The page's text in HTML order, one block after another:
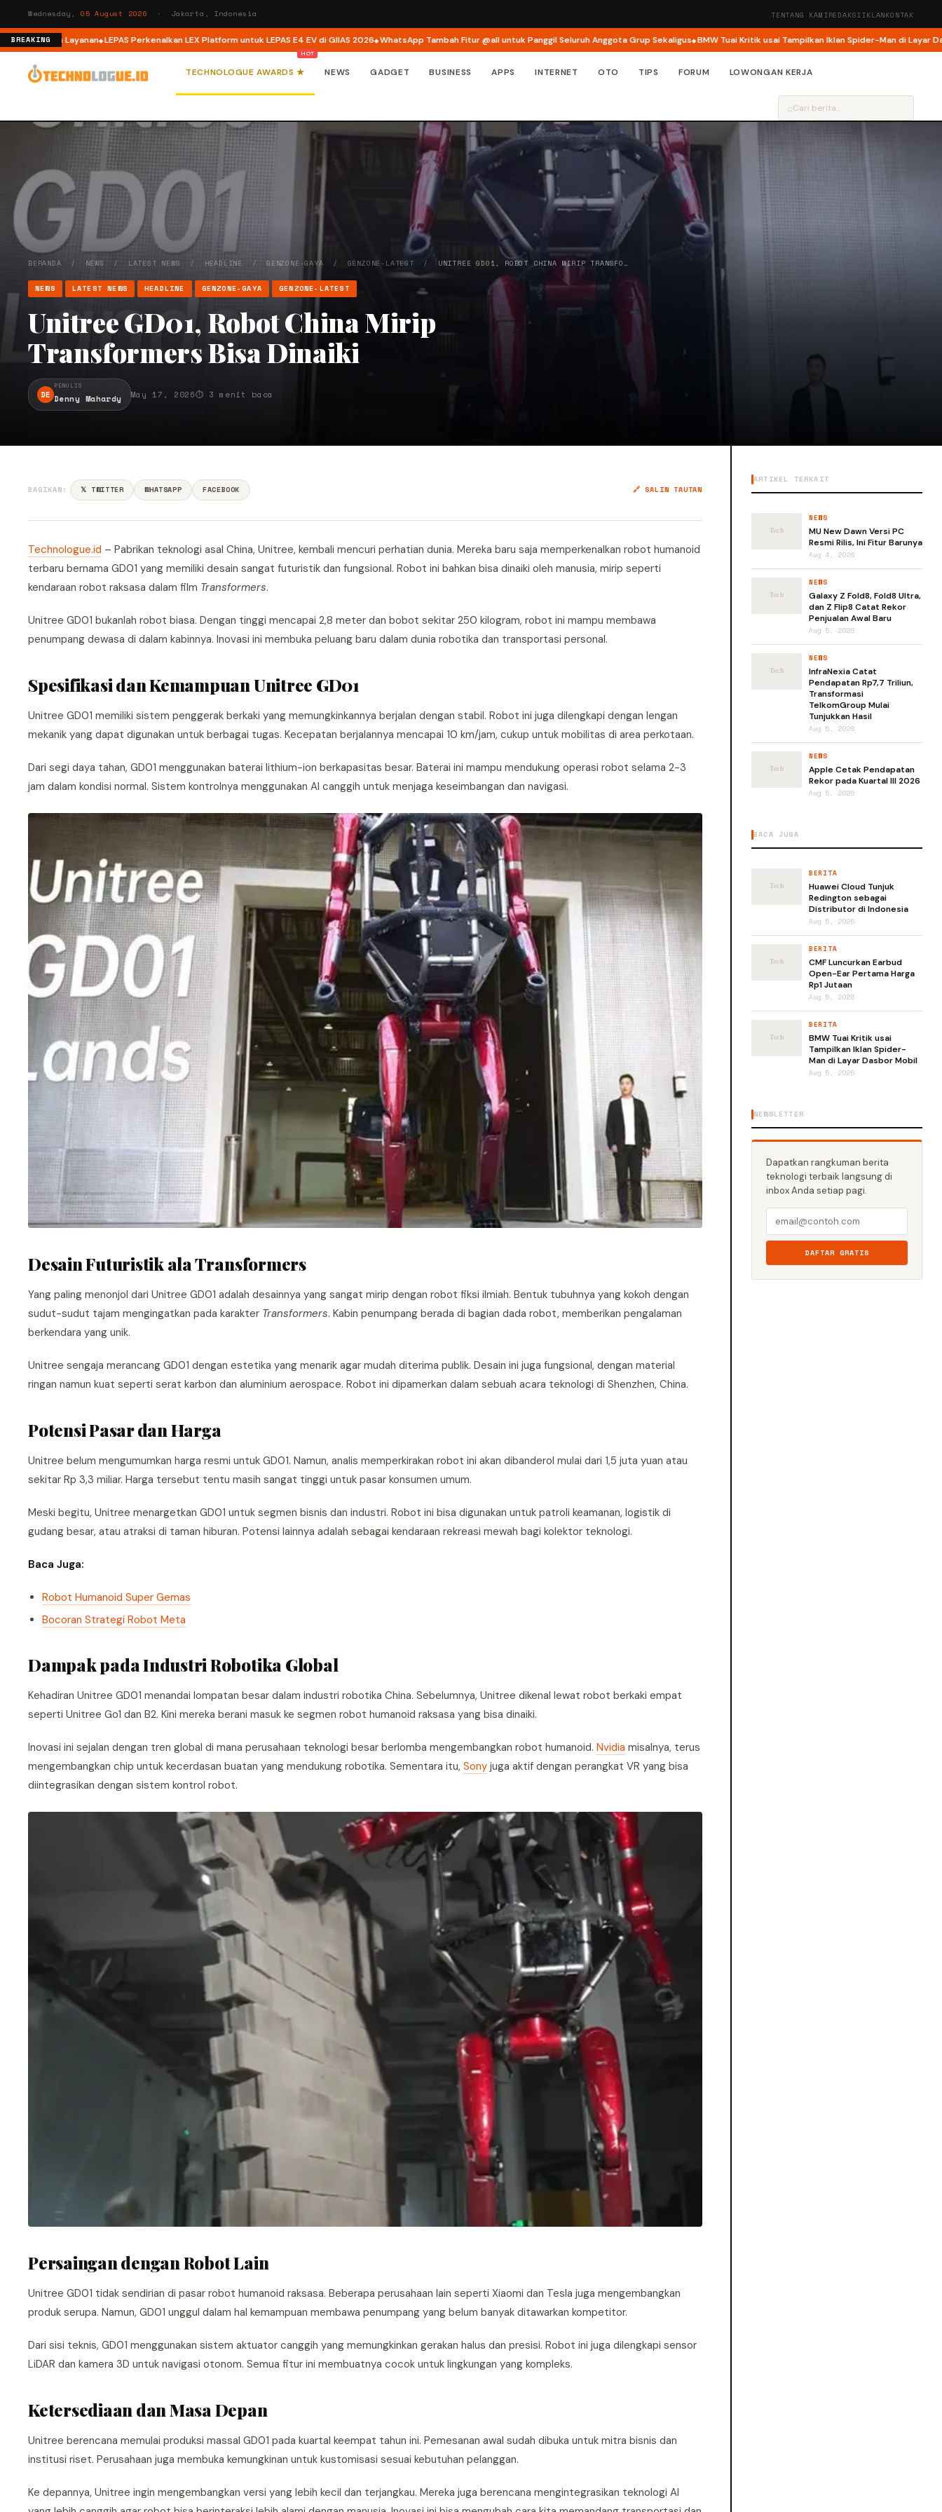
Wednesday, 05 August 2026 · Jakarta, Indonesia TENTANG KAMIREDAKSIIKLANKONTAK
BREAKING
Layanan LEPAS Perkenalkan LEX Platform untuk LEPAS E4 EV di GIIAS 2026 WhatsApp Tambah Fitur @all untuk Panggil Seluruh Anggota Grup Sekaligus BMW Tuai Kritik usai Tampilkan Iklan Spider-Man di Layar Dasbor Mobil
TECHNOLOGUE AWARDS ★ NEWS GADGET BUSINESS APPS INTERNET OTO TIPS FORUM LOWONGAN KERJA
⌕
BERANDA / NEWS / LATEST NEWS / HEADLINE /GENZONE-GAYA / GENZONE-LATEST / UNITREE GD01, ROBOT CHINA MIRIP TRANSFO…
NEWS LATEST NEWS HEADLINE GENZONE-GAYA GENZONE-LATEST
Unitree GD01, Robot China Mirip
Transformers Bisa Dinaiki
DE
PENULIS
Denny Mahardy May 17, 2026⏱ 3 menit baca
BAGIKAN: 𝕏 TWITTER WHATSAPP FACEBOOK 🔗 SALIN TAUTAN
Technologue.id – Pabrikan teknologi asal China, Unitree, kembali mencuri perhatian dunia. Mereka baru saja memperkenalkan robot humanoid
terbaru bernama GD01 yang memiliki desain sangat futuristik dan fungsional. Robot ini bahkan bisa dinaiki oleh manusia, mirip seperti
kendaraan robot raksasa dalam film Transformers.
Unitree GD01 bukanlah robot biasa. Dengan tinggi mencapai 2,8 meter dan bobot sekitar 250 kilogram, robot ini mampu membawa
penumpang dewasa di dalam kabinnya. Inovasi ini membuka peluang baru dalam dunia robotika dan transportasi personal.
Spesifikasi dan Kemampuan Unitree GD01
Unitree GD01 memiliki sistem penggerak berkaki yang memungkinkannya berjalan dengan stabil. Robot ini juga dilengkapi dengan lengan
mekanik yang dapat digunakan untuk berbagai tugas. Kecepatan berjalannya mencapai 10 km/jam, cukup untuk mobilitas di area perkotaan.
Dari segi daya tahan, GD01 menggunakan baterai lithium-ion berkapasitas besar. Baterai ini mampu mendukung operasi robot selama 2-3
jam dalam kondisi normal. Sistem kontrolnya menggunakan AI canggih untuk menjaga keseimbangan dan navigasi.
Desain Futuristik ala Transformers
Yang paling menonjol dari Unitree GD01 adalah desainnya yang sangat mirip dengan robot fiksi ilmiah. Bentuk tubuhnya yang kokoh dengan
sudut-sudut tajam mengingatkan pada karakter Transformers. Kabin penumpang berada di bagian dada robot, memberikan pengalaman
berkendara yang unik.
Unitree sengaja merancang GD01 dengan estetika yang menarik agar mudah diterima publik. Desain ini juga fungsional, dengan material
ringan namun kuat seperti serat karbon dan aluminium aerospace. Robot ini dipamerkan dalam sebuah acara teknologi di Shenzhen, China.
Potensi Pasar dan Harga
Unitree belum mengumumkan harga resmi untuk GD01. Namun, analis memperkirakan robot ini akan dibanderol mulai dari 1,5 juta yuan atau
sekitar Rp 3,3 miliar. Harga tersebut tentu masih sangat tinggi untuk pasar konsumen umum.
Meski begitu, Unitree menargetkan GD01 untuk segmen bisnis dan industri. Robot ini bisa digunakan untuk patroli keamanan, logistik di
gudang besar, atau atraksi di taman hiburan. Potensi lainnya adalah sebagai kendaraan rekreasi mewah bagi kolektor teknologi.
Baca Juga:
Robot Humanoid Super Gemas
Bocoran Strategi Robot Meta
Dampak pada Industri Robotika Global
Kehadiran Unitree GD01 menandai lompatan besar dalam industri robotika China. Sebelumnya, Unitree dikenal lewat robot berkaki empat
seperti Unitree Go1 dan B2. Kini mereka berani masuk ke segmen robot humanoid raksasa yang bisa dinaiki.
Inovasi ini sejalan dengan tren global di mana perusahaan teknologi besar berlomba mengembangkan robot humanoid. Nvidia misalnya, terus
mengembangkan chip untuk kecerdasan buatan yang mendukung robotika. Sementara itu, Sony juga aktif dengan perangkat VR yang bisa
diintegrasikan dengan sistem kontrol robot.
Persaingan dengan Robot Lain
Unitree GD01 tidak sendirian di pasar robot humanoid raksasa. Beberapa perusahaan lain seperti Xiaomi dan Tesla juga mengembangkan
produk serupa. Namun, GD01 unggul dalam hal kemampuan membawa penumpang yang belum banyak ditawarkan kompetitor.
Dari sisi teknis, GD01 menggunakan sistem aktuator canggih yang memungkinkan gerakan halus dan presisi. Robot ini juga dilengkapi sensor
LiDAR dan kamera 3D untuk navigasi otonom. Semua fitur ini membuatnya cocok untuk lingkungan yang kompleks.
Ketersediaan dan Masa Depan
Unitree berencana memulai produksi massal GD01 pada kuartal keempat tahun ini. Pemesanan awal sudah dibuka untuk mitra bisnis dan
institusi riset. Perusahaan juga membuka kemungkinan untuk kustomisasi sesuai kebutuhan pelanggan.
Ke depannya, Unitree ingin mengembangkan versi yang lebih kecil dan terjangkau. Mereka juga berencana mengintegrasikan teknologi AI
ARTIKEL TERKAIT
NEWS
MU New Dawn Versi PC
Resmi Rilis, Ini Fitur Barunya
Aug 4, 2026
NEWS
Galaxy Z Fold8, Fold8 Ultra,
dan Z Flip8 Catat Rekor
Penjualan Awal Baru
Aug 5, 2026
NEWS
InfraNexia Catat
Pendapatan Rp7,7 Triliun,
Transformasi
TelkomGroup Mulai
Tunjukkan Hasil
Aug 5, 2026
NEWS
Apple Cetak Pendapatan
Rekor pada Kuartal III 2026
Aug 5, 2026
BACA JUGA
BERITA
Huawei Cloud Tunjuk
Redington sebagai
Distributor di Indonesia
Aug 5, 2026
BERITA
CMF Luncurkan Earbud
Open-Ear Pertama Harga
Rp1 Jutaan
Aug 5, 2026
BERITA
BMW Tuai Kritik usai
Tampilkan Iklan Spider-
Man di Layar Dasbor Mobil
Aug 5, 2026
NEWSLETTER
Dapatkan rangkuman berita
teknologi terbaik langsung di
inbox Anda setiap pagi.
DAFTAR GRATIS